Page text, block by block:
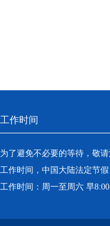
工作时间
为了避免不必要的等待，敬
工作时间，中国大陆法定节假
工作时间：周一至周六 早